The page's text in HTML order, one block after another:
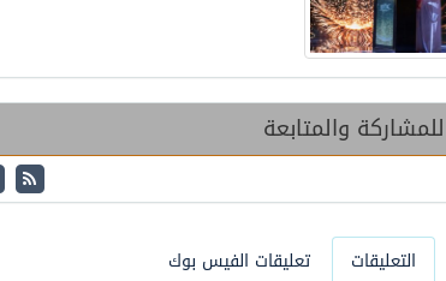
للمشاركة والمتابعة
التعليقات تعليقات الفيس بوك